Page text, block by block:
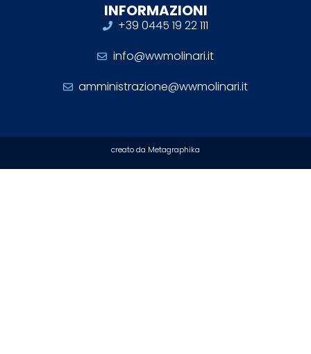
INFORMAZIONI
+39 0445 19 22 111
info@wwmolinari.it
amministrazione@wwmolinari.it
creato da Metagraphika